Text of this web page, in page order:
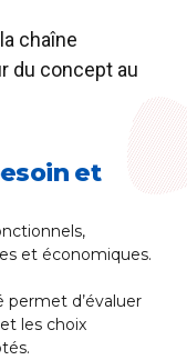
chaîne
du concept au
et
et économiques.
permet d’évaluer
les choix